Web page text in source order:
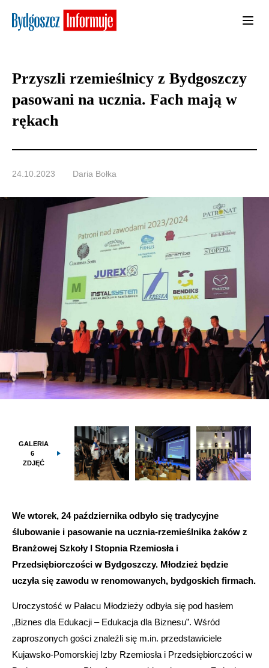
Przyszli rzemieślnicy z Bydgoszczy
pasowani na ucznia. Fach mają w
rękach
24.10.2023 Daria Bołka
GALERIA
6
ZDJĘĆ
We wtorek, 24 października odbyło się tradycyjne
ślubowanie i pasowanie na ucznia-rzemieślnika żaków z
Branżowej Szkoły I Stopnia Rzemiosła i
Przedsiębiorczości w Bydgoszczy. Młodzież będzie
uczyła się zawodu w renomowanych, bydgoskich firmach.
Uroczystość w Pałacu Młodzieży odbyła się pod hasłem
„Biznes dla Edukacji – Edukacja dla Biznesu”. Wśród
zaproszonych gości znaleźli się m.in. przedstawiciele
Kujawsko-Pomorskiej Izby Rzemiosła i Przedsiębiorczości w